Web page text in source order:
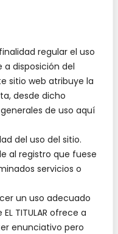
regular el uso
a disposición del
sitio web atribuye la
desde dicho
de uso aquí
del uso del sitio.
al registro que fuese
servicios o
un uso adecuado
TITULAR ofrece a
enunciativo pero